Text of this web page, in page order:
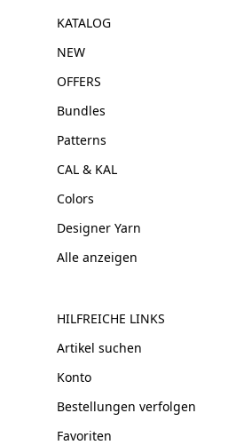
KATALOG
NEW
OFFERS
Bundles
Patterns
CAL & KAL
Colors
Designer Yarn
Alle anzeigen
HILFREICHE LINKS
Artikel suchen
Konto
Bestellungen verfolgen
Favoriten